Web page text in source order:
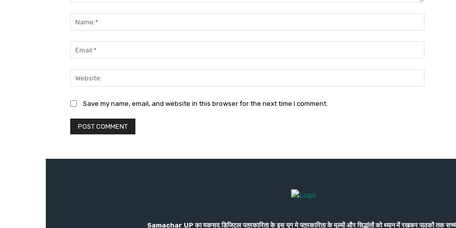
Save my name, email, and website in this browser for the next time I comment.
Samachar UP का मकसद डिजिटल पत्रकारिता के इस युग मे पत्रकारिता के मूल्यों और सिद्धांतों को ध्यान में रखकर पाठकों तक